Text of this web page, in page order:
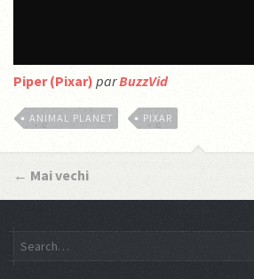
Piper (Pixar) parBuzzVid
ANIMAL PLANET PIXAR
← Mai vechi